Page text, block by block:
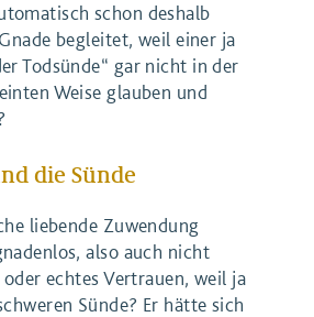
schon deshalb
begleitet, weil einer ja
Todsünde“ gar nicht in der
Weise glauben und
die Sünde
liebende Zuwendung
also auch nicht
echtes Vertrauen, weil ja
Sünde? Er hätte sich